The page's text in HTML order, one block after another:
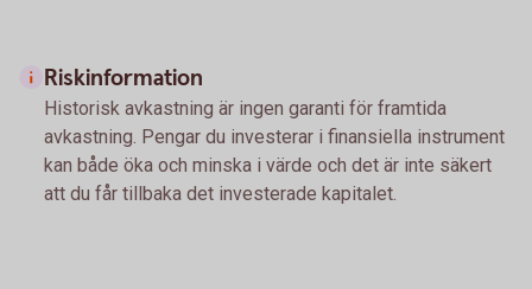
Riskinformation
Historisk avkastning är ingen garanti för framtida
avkastning. Pengar du investerar i finansiella instrument
kan både öka och minska i värde och det är inte säkert
att du får tillbaka det investerade kapitalet.